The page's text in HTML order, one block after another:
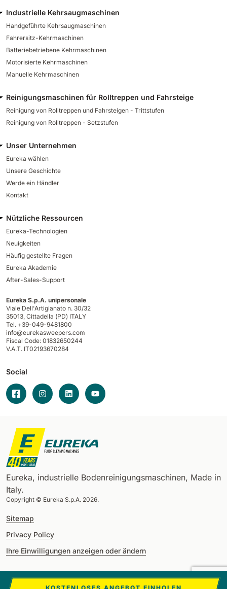
KOSTENLOSES ANGEBOT EINHOLEN
Industrielle Kehrsaugmaschinen
Handgeführte Kehrsaugmaschinen
Fahrersitz-Kehrmaschinen
Batteriebetriebene Kehrmaschinen
Motorisierte Kehrmaschinen
Manuelle Kehrmaschinen
Reinigungsmaschinen für Rolltreppen und Fahrsteige
Reinigung von Rolltreppen und Fahrsteigen - Trittstufen
Reinigung von Rolltreppen - Setzstufen
Unser Unternehmen
Eureka wählen
Unsere Geschichte
Werde ein Händler
Kontakt
Nützliche Ressourcen
Eureka-Technologien
Neuigkeiten
Häufig gestellte Fragen
Eureka Akademie
After-Sales-Support
Eureka S.p.A. unipersonale
Viale Dell'Artigianato n. 30/32
35013, Cittadella (PD) ITALY
Tel. +39-049-9481800
info@eurekasweepers.com
Fiscal Code: 01832650244
V.A.T. IT02193670284
Social
Eureka, industrielle Bodenreinigungsmaschinen, Made in
Italy.
Copyright © Eureka S.p.A. 2026.
Sitemap
Privacy Policy
Ihre Einwilligungen anzeigen oder ändern
Deutsch